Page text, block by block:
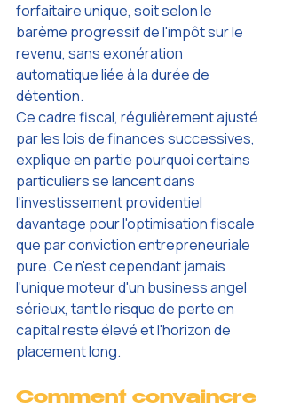
forfaitaire unique, soit selon le
barème progressif de l'impôt sur le
revenu, sans exonération
automatique liée à la durée de
détention.
Ce cadre fiscal, régulièrement ajusté
par les lois de finances successives,
explique en partie pourquoi certains
particuliers se lancent dans
l'investissement providentiel
davantage pour l'optimisation fiscale
que par conviction entrepreneuriale
pure. Ce n'est cependant jamais
l'unique moteur d'un business angel
sérieux, tant le risque de perte en
capital reste élevé et l'horizon de
placement long.
Comment convaincre